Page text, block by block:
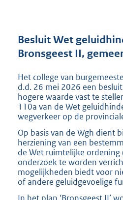
Besluit Wet
Bronsgeest II,
Het college van
d.d. 26 mei 2026 een
hogere waarde vast te
110a van de Wet
wegverkeer op de
Op basis van de Wgh dient
herziening van een
de Wet ruimtelijke ordening
onderzoek te worden
mogelijkheden biedt voor
of andere geluidgevoelige